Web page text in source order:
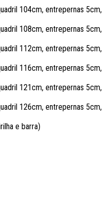
104cm, entrepernas 5cm,
108cm, entrepernas 5cm,
112cm, entrepernas 5cm,
116cm, entrepernas 5cm,
121cm, entrepernas 5cm,
126cm, entrepernas 5cm,
e barra)